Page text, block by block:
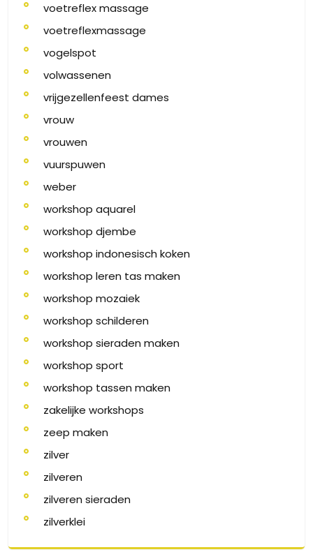
voetreflex massage
voetreflexmassage
vogelspot
volwassenen
vrijgezellenfeest dames
vrouw
vrouwen
vuurspuwen
weber
workshop aquarel
workshop djembe
workshop indonesisch koken
workshop leren tas maken
workshop mozaiek
workshop schilderen
workshop sieraden maken
workshop sport
workshop tassen maken
zakelijke workshops
zeep maken
zilver
zilveren
zilveren sieraden
zilverklei